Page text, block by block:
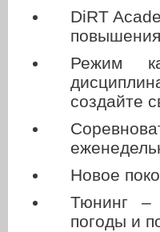
DiRT
Режим
создайте
Новое
Тюнинг –
погоды и